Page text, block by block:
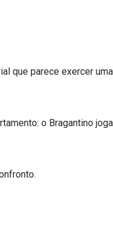
que parece exercer
o Bragantino